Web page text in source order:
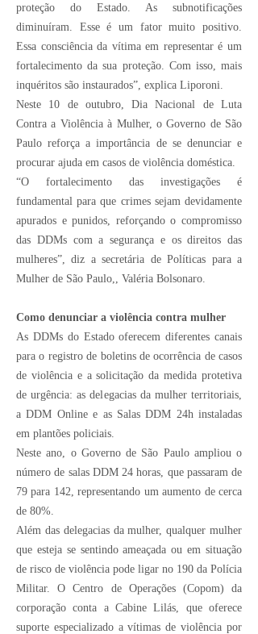
proteção do Estado. As subnotificações
diminuíram. Esse é um fator muito positivo.
Essa consciência da vítima em representar é um
fortalecimento da sua proteção. Com isso, mais
inquéritos são instaurados”, explica Liporoni.
Neste 10 de outubro, Dia Nacional de Luta
Contra a Violência à Mulher, o Governo de São
Paulo reforça a importância de se denunciar e
procurar ajuda em casos de violência doméstica.
“O fortalecimento das investigações é
fundamental para que crimes sejam devidamente
apurados e punidos, reforçando o compromisso
das DDMs com a segurança e os direitos das
mulheres”, diz a secretária de Políticas para a
Mulher de São Paulo,, Valéria Bolsonaro.
Como denunciar a violência contra mulher
As DDMs do Estado oferecemdiferentes canais
para o registro de boletins de ocorrência de casos
de violênciae a solicitação da medida protetiva
de urgência: as delegacias da mulher territoriais,
a DDM Online e as Salas DDM 24h instaladas
em plantões policiais.
Neste ano, o Governo de São Paulo ampliou o
número de salas DDM 24 horas, que passaram de
79 para 142, representando um aumento de cerca
de 80%.
Além das delegacias da mulher, qualquer mulher
que esteja se sentindo ameaçada ou em situação
de risco de violência pode ligar no 190 da Polícia
Militar. OCentro de Operações (Copom) da
corporação conta a Cabine Lilás , que oferece
suporte especializado a vítimas de violência por